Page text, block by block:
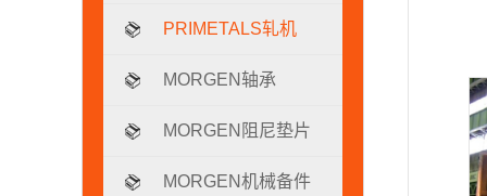
备
PRIMETALS轧机
MORGEN轴承
MORGEN阻尼垫片
MORGEN机械备件